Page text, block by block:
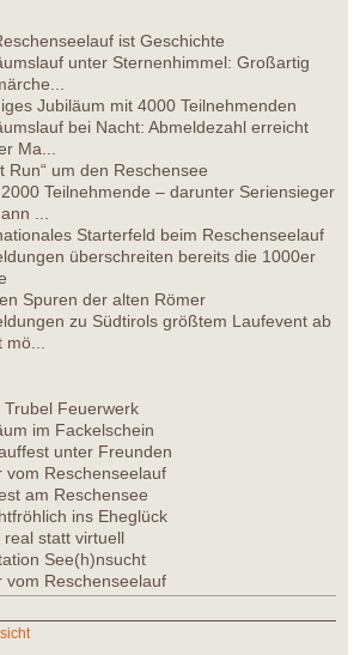
ist Geschichte
unter Sternenhimmel: Großartig
Jubiläum mit 4000 Teilnehmenden
bei Nacht: Abmeldezahl erreicht
Ma...
Run“ um den Reschensee
Teilnehmende – darunter Seriensieger
...
Starterfeld beim Reschenseelauf
überschreiten bereits die 1000er
Spuren der alten Römer
zu Südtirols größtem Laufevent ab
Trubel Feuerwerk
im Fackelschein
unter Freunden
vom Reschenseelauf
am Reschensee
ins Eheglück
real statt virtuell
See(h)nsucht
vom Reschenseelauf